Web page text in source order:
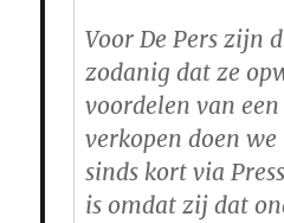
Voor De Pers zijn
zodanig dat ze
voordelen van
verkopen doen
sinds kort via
is omdat zij dat